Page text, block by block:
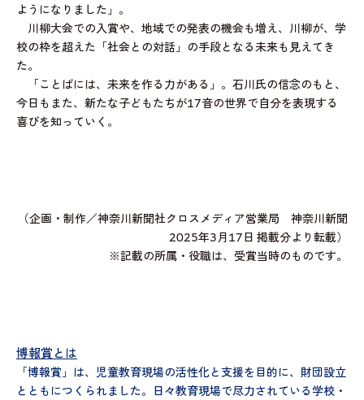
ようになりました」。
川柳大会での入賞や、地域での発表の機会も増え、川柳が、学
校の枠を超えた「社会との対話」の手段となる未来も見えてき
た。
「ことばには、未来を作る力がある」。石川氏の信念のもと、
今日もまた、新たな子どもたちが17音の世界で自分を表現する
喜びを知っていく。
（企画・制作／神奈川新聞社クロスメディア営業局 神奈川新聞
2025年3月17日 掲載分より転載）
※記載の所属・役職は、受賞当時のものです。
博報賞とは
「博報賞」は、児童教育現場の活性化と支援を目的に、財団設立
とともにつくられました。日々教育現場で尽力されている学校・